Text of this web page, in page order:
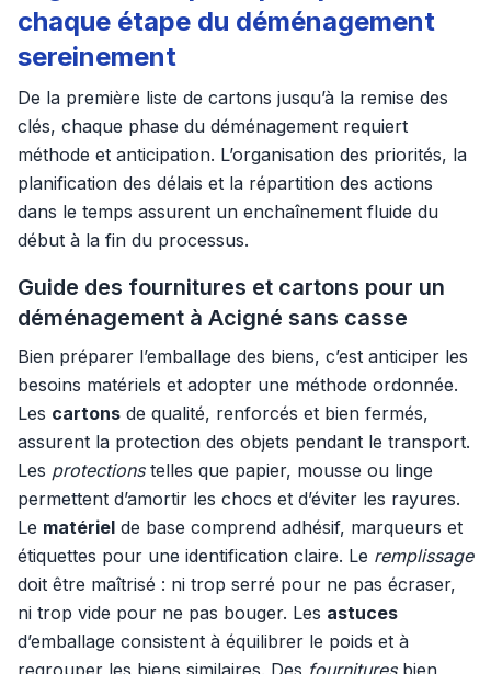
chaque étape du déménagement
sereinement
De la première liste de cartons jusqu’à la remise des
clés, chaque phase du déménagement requiert
méthode et anticipation. L’organisation des priorités, la
planification des délais et la répartition des actions
dans le temps assurent un enchaînement fluide du
début à la fin du processus.
Guide des fournitures et cartons pour un
déménagement à Acigné sans casse
Bien préparer l’emballage des biens, c’est anticiper les
besoins matériels et adopter une méthode ordonnée.
Les cartons de qualité, renforcés et bien fermés,
assurent la protection des objets pendant le transport.
Les protectionstelles que papier, mousse ou linge
permettent d’amortir les chocs et d’éviter les rayures.
Le matériel de base comprend adhésif, marqueurs et
étiquettes pour une identification claire. Le remplissage
doit être maîtrisé : ni trop serré pour ne pas écraser,
ni trop vide pour ne pas bouger. Les astuces
d’emballage consistent à équilibrer le poids et à
regrouper les biens similaires. Des fournituresbien